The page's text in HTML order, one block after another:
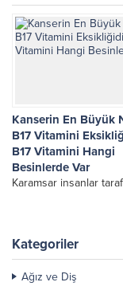
Kanserin En Büyük
B17 Vitamini
B17 Vitamini Hangi
Besinlerde Var
Karamsar insanlar
kimsenin yenebileceğini
düşünmüyoruz.
ticari...
Kategoriler
Ağız ve Diş